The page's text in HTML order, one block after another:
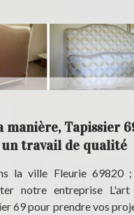
manière, Tapissier
un travail de qualité
la ville Fleurie 69820 ;
notre entreprise
69 pour prendre vos